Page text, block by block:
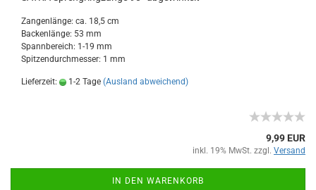
Zangenlänge: ca. 18,5 cm
Backenlänge: 53 mm
Spannbereich: 1-19 mm
Spitzendurchmesser: 1 mm
Lieferzeit: 1-2 Tage (Ausland abweichend)
9,99 EUR
inkl. 19% MwSt. zzgl. Versand
IN DEN WARENKORB